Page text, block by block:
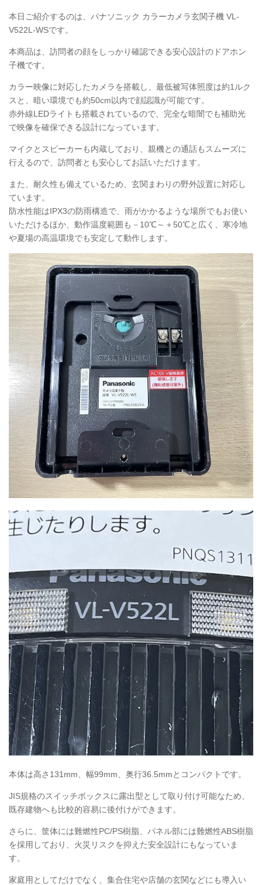
本日ご紹介するのは、パナソニック カラーカメラ玄関子機 VL-
V522L-WSです。
本商品は、訪問者の顔をしっかり確認できる安心設計のドアホン
子機です。
カラー映像に対応したカメラを搭載し、最低被写体照度は約1ルク
スと、暗い環境でも約50cm以内で顔認識が可能です。
赤外線LEDライトも搭載されているので、完全な暗闇でも補助光
で映像を確保できる設計になっています。
マイクとスピーカーも内蔵しており、親機との通話もスムーズに
行えるので、訪問者とも安心してお話いただけます。
また、耐久性も備えているため、玄関まわりの野外設置に対応し
ています。
防水性能はIPX3の防雨構造で、雨がかかるような場所でもお使い
いただけるほか、動作温度範囲も－10℃～＋50℃と広く、寒冷地
や夏場の高温環境でも安定して動作します。
本体は高さ131mm、幅99mm、奥行36.5mmとコンパクトです。
JIS規格のスイッチボックスに露出型として取り付け可能なため、
既存建物へも比較的容易に後付けができます。
さらに、筐体には難燃性PC/PS樹脂、パネル部には難燃性ABS樹脂
を採用しており、火災リスクを抑えた安全設計にもなっていま
す。
家庭用としてだけでなく、集合住宅や店舗の玄関などにも導入い